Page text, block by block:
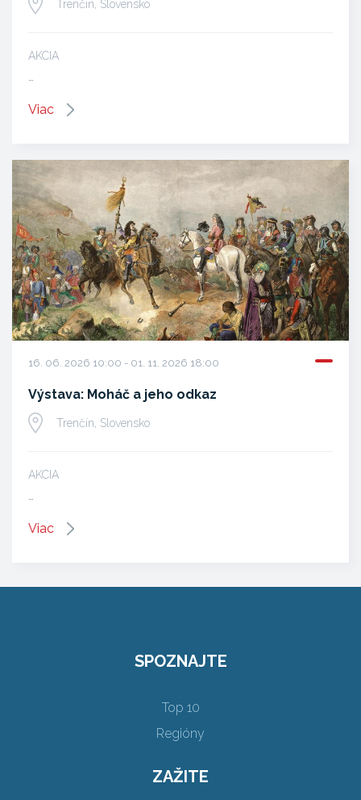
Trenčín, Slovensko
AKCIA
Viac
16. 06. 2026 10:00 - 01. 11. 2026 18:00
Výstava: Moháč a jeho odkaz
Trenčín, Slovensko
AKCIA
…
Viac
SPOZNAJTE
Top 10
Regióny
ZAŽITE